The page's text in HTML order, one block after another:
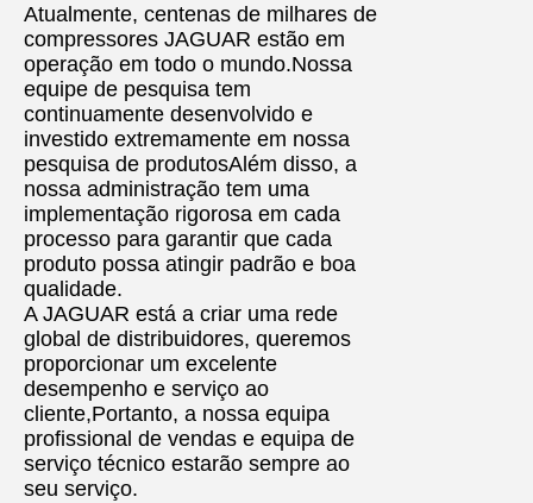
Atualmente, centenas de milhares de
compressores JAGUAR estão em
operação em todo o mundo.Nossa
equipe de pesquisa tem
continuamente desenvolvido e
investido extremamente em nossa
pesquisa de produtosAlém disso, a
nossa administração tem uma
implementação rigorosa em cada
processo para garantir que cada
produto possa atingir padrão e boa
qualidade.
A JAGUAR está a criar uma rede
global de distribuidores, queremos
proporcionar um excelente
desempenho e serviço ao
cliente,Portanto, a nossa equipa
profissional de vendas e equipa de
serviço técnico estarão sempre ao
seu serviço.